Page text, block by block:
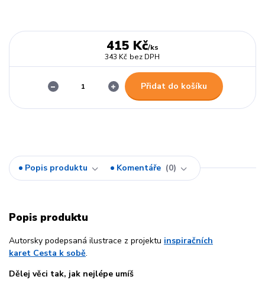
415 Kč/ks
343 Kč bez DPH
Přidat do košíku
Popis produktu Komentáře 0
Popis produktu
Autorsky podepsaná ilustrace z projektu inspiračních
karet Cesta k sobě.
Dělej věci tak, jak nejlépe umíš